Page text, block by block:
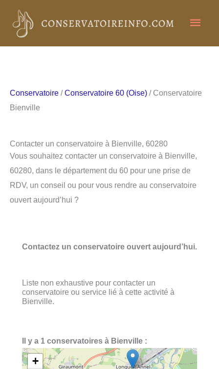
contenu
Conservatoire /Conservatoire 60 (Oise) / Conservatoire
Bienville
Contacter un conservatoire à Bienville, 60280
Vous souhaitez contacter un conservatoire à Bienville,
60280, dans le département du 60 pour une prise de
RDV, un conseil ou pour vous rendre au conservatoire
ouvert aujourd’hui ?
Contactez un conservatoire ouvert aujourd’hui.
Liste non exhaustive pour contacter un
conservatoire ou service lié à cette activité à
Bienville.
Il y a 1 conservatoires à Bienville :
+